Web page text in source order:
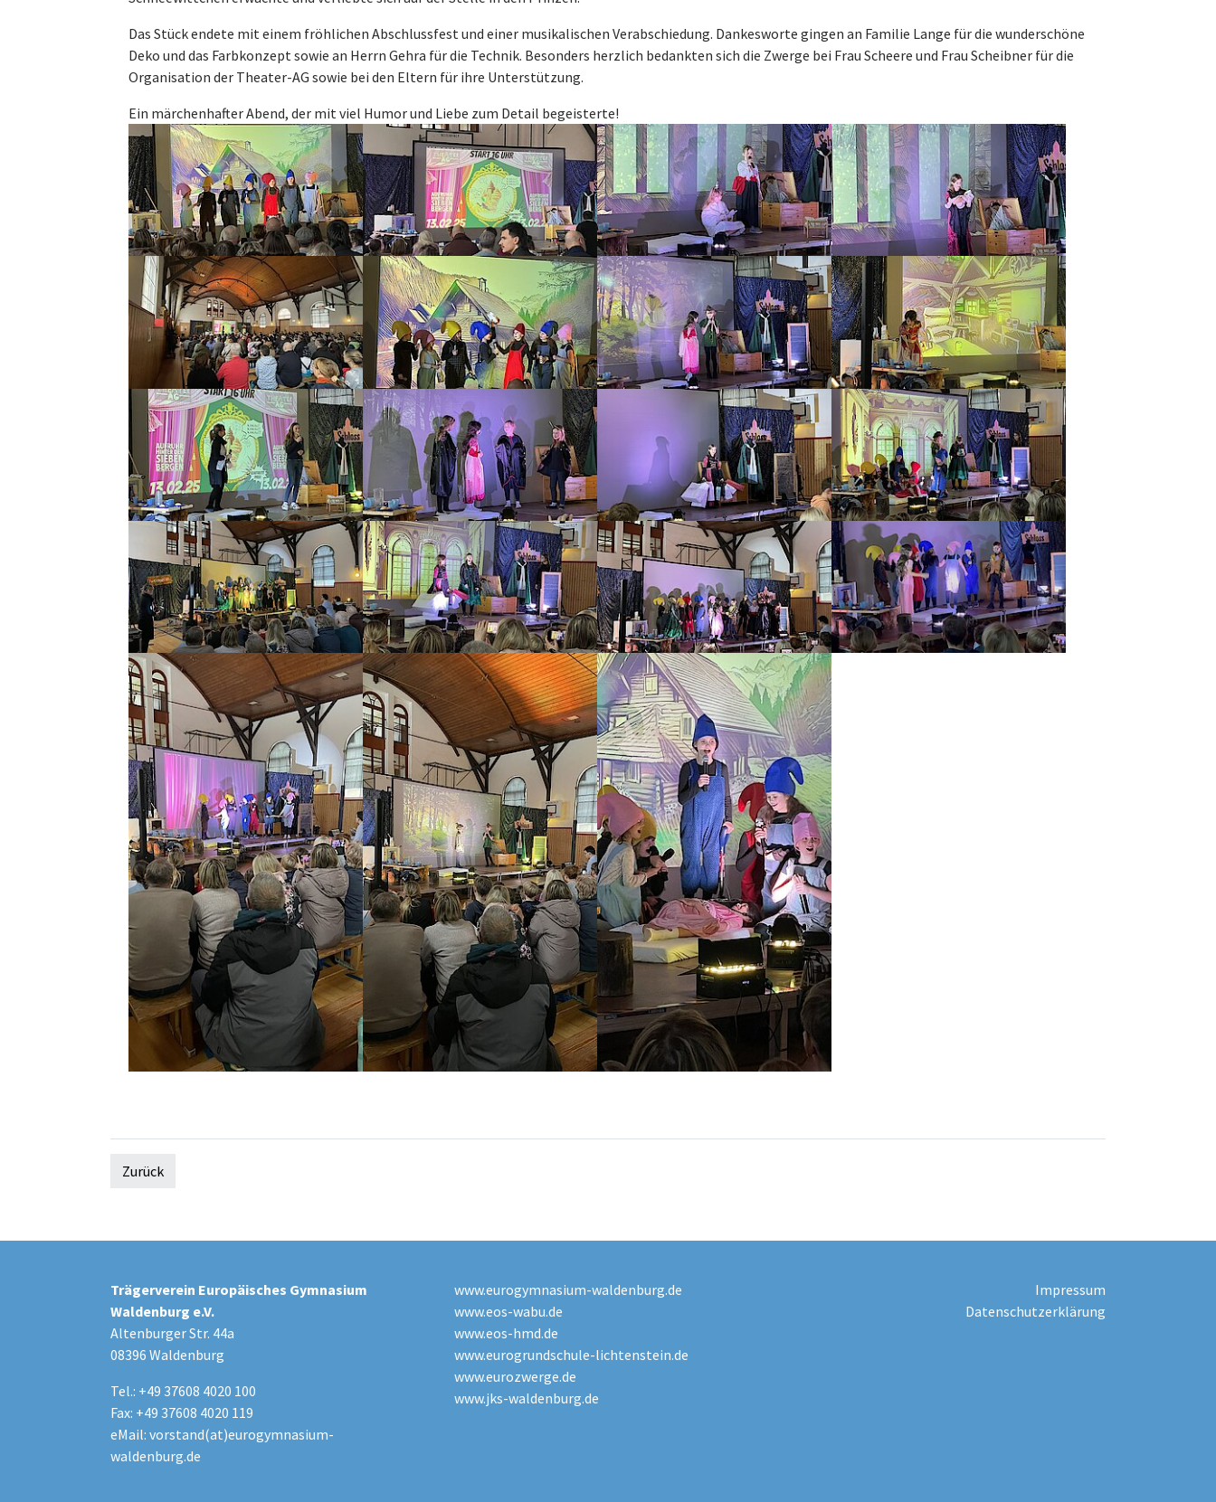
Das Stück endete mit einem fröhlichen Abschlussfest und einer musikalischen Verabschiedung. Dankesworte gingen an Familie Lange für die wunderschöne
Deko und das Farbkonzept sowie an Herrn Gehra für die Technik. Besonders herzlich bedankten sich die Zwerge bei Frau Scheere und Frau Scheibner für die
Organisation der Theater-AG sowie bei den Eltern für ihre Unterstützung.
Ein märchenhafter Abend, der mit viel Humor und Liebe zum Detail begeisterte!
Zurück
Trägerverein Europäisches Gymnasium
Waldenburg e.V.
Altenburger Str. 44a
08396 Waldenburg
Tel.: +49 37608 4020 100
Fax: +49 37608 4020 119
eMail: vorstand(at)eurogymnasium-
waldenburg.de
www.eurogymnasium-waldenburg.de
www.eos-wabu.de
www.eos-hmd.de
www.eurogrundschule-lichtenstein.de
www.eurozwerge.de
www.jks-waldenburg.de
Impressum
Datenschutzerklärung